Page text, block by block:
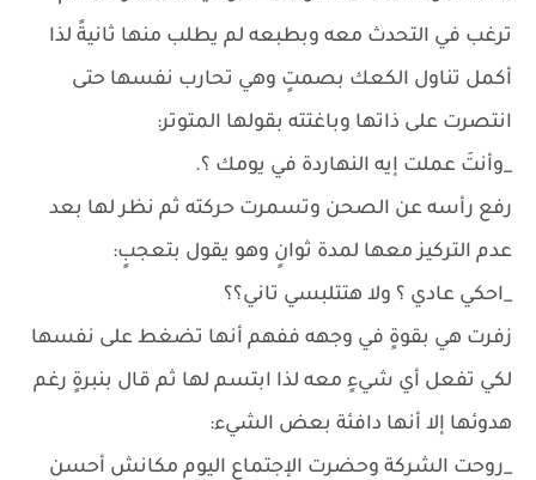
ترغب في التحدث معه وبطبعه لم يطلب منها ثانيةً لذا
أكمل تناول الكعك بصمتٍ وهي تحارب نفسها حتى
انتصرت على ذاتها وباغتته بقولها المتوتر:
_وأنتَ عملت إيه النهاردة في يومك ؟.
رفع رأسه عن الصحن وتسمرت حركته ثم نظر لها بعد
عدم التركيز معها لمدة ثوانٍ وهو يقول بتعجبٍ:
_احكي عادي ؟ ولا هتتلبسي تاني؟؟
زفرت هي بقوةٍ في وجهه ففهم أنها تضغط على نفسها
لكي تفعل أي شيءٍ معه لذا ابتسم لها ثم قال بنبرةٍ رغم
هدوئها إلا أنها دافئة بعض الشيء:
_روحت الشركة وحضرت الإجتماع اليوم مكانش أحسن